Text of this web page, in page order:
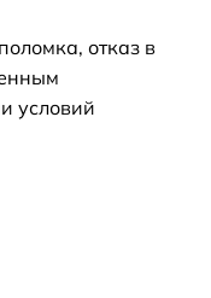
отказ в
условий